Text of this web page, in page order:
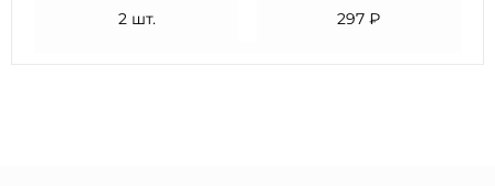
2 шт.
297 ₽